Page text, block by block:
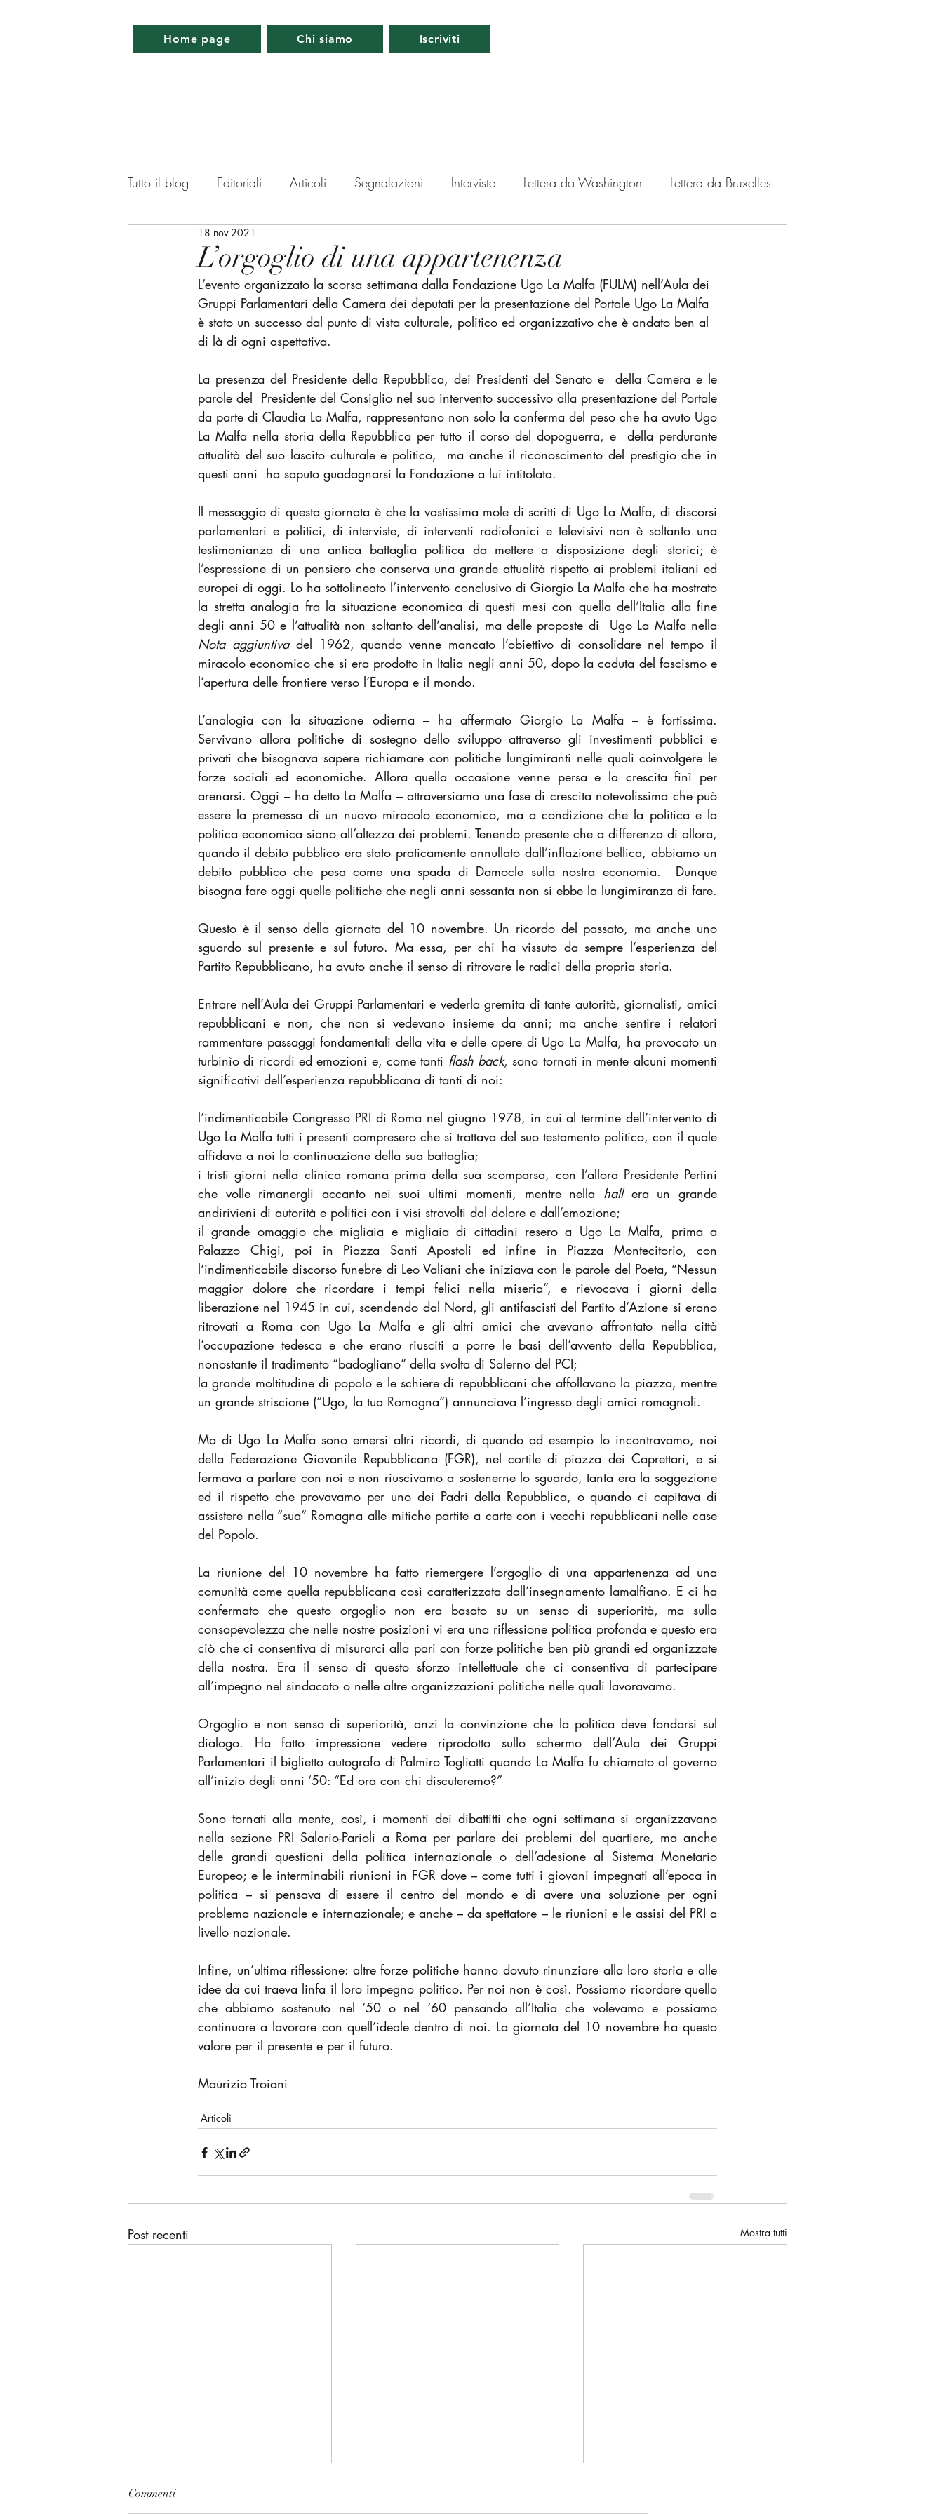
Home page Chi siamo Iscriviti
Tutto il blog Editoriali Articoli Segnalazioni Interviste Lettera da Washington Lettera da Bruxelles
Lettera da Parigi
Memorabilia Appuntamenti
L’orgoglio di una appartenenza
18 nov 2021
L’evento organizzato la scorsa settimana dalla Fondazione Ugo La Malfa (FULM) nell’Aula dei
Gruppi Parlamentari della Camera dei deputati per la presentazione del Portale Ugo La Malfa
è stato un successo dal punto di vista culturale, politico ed organizzativo che è andato ben al
di là di ogni aspettativa.
La presenza del Presidente della Repubblica, dei Presidenti del Senato e  della Camera e le
parole del  Presidente del Consiglio nel suo intervento successivo alla presentazione del Portale
da parte di Claudia La Malfa, rappresentano non solo la conferma del peso che ha avuto Ugo
La Malfa nella storia della Repubblica per tutto il corso del dopoguerra, e  della perdurante
attualità del suo lascito culturale e politico,  ma anche il riconoscimento del prestigio che in
questi anni  ha saputo guadagnarsi la Fondazione a lui intitolata.
Il messaggio di questa giornata è che la vastissima mole di scritti di Ugo La Malfa, di discorsi
parlamentari e politici, di interviste, di interventi radiofonici e televisivi non è soltanto una
testimonianza di una antica battaglia politica da mettere a disposizione degli storici; è
l’espressione di un pensiero che conserva una grande attualità rispetto ai problemi italiani ed
europei di oggi. Lo ha sottolineato l’intervento conclusivo di Giorgio La Malfa che ha mostrato
la stretta analogia fra la situazione economica di questi mesi con quella dell’Italia alla fine
Nota aggiuntiva del 1962, quando venne mancato l’obiettivo di consolidare nel tempo il
miracolo economico che si era prodotto in Italia negli anni 50, dopo la caduta del fascismo e
l’apertura delle frontiere verso l’Europa e il mondo.
L’analogia con la situazione odierna – ha affermato Giorgio La Malfa – è fortissima.
Servivano allora politiche di sostegno dello sviluppo attraverso gli investimenti pubblici e
privati che bisognava sapere richiamare con politiche lungimiranti nelle quali coinvolgere le
forze sociali ed economiche. Allora quella occasione venne persa e la crescita finì per
arenarsi. Oggi – ha detto La Malfa – attraversiamo una fase di crescita notevolissima che può
essere la premessa di un nuovo miracolo economico, ma a condizione che la politica e la
politica economica siano all’altezza dei problemi. Tenendo presente che a differenza di allora,
quando il debito pubblico era stato praticamente annullato dall’inflazione bellica, abbiamo un
debito pubblico che pesa come una spada di Damocle sulla nostra economia.  Dunque
bisogna fare oggi quelle politiche che negli anni sessanta non si ebbe la lungimiranza di fare.
Questo è il senso della giornata del 10 novembre. Un ricordo del passato, ma anche uno
sguardo sul presente e sul futuro. Ma essa, per chi ha vissuto da sempre l’esperienza del
Partito Repubblicano, ha avuto anche il senso di ritrovare le radici della propria storia.
Entrare nell’Aula dei Gruppi Parlamentari e vederla gremita di tante autorità, giornalisti, amici
repubblicani e non, che non si vedevano insieme da anni; ma anche sentire i relatori
rammentare passaggi fondamentali della vita e delle opere di Ugo La Malfa, ha provocato un
turbinìo di ricordi ed emozioni e, come tanti flash back, sono tornati in mente alcuni momenti
significativi dell’esperienza repubblicana di tanti di noi:
l’indimenticabile Congresso PRI di Roma nel giugno 1978, in cui al termine dell’intervento di
Ugo La Malfa tutti i presenti compresero che si trattava del suo testamento politico, con il quale
affidava a noi la continuazione della sua battaglia;
i tristi giorni nella clinica romana prima della sua scomparsa, con l’allora Presidente Pertini
che volle rimanergli accanto nei suoi ultimi momenti, mentre nella hall era un grande
andirivieni di autorità e politici con i visi stravolti dal dolore e dall’emozione;
il grande omaggio che migliaia e migliaia di cittadini resero a Ugo La Malfa, prima a
Palazzo Chigi, poi in Piazza Santi Apostoli ed infine in Piazza Montecitorio, con
l‘indimenticabile discorso funebre di Leo Valiani che iniziava con le parole del Poeta, “Nessun
maggior dolore che ricordare i tempi felici nella miseria”, e rievocava i giorni della
liberazione nel 1945 in cui, scendendo dal Nord, gli antifascisti del Partito d’Azione si erano
ritrovati a Roma con Ugo La Malfa e gli altri amici che avevano affrontato nella città
l’occupazione tedesca e che erano riusciti a porre le basi dell’avvento della Repubblica,
nonostante il tradimento “badogliano” della svolta di Salerno del PCI;
la grande moltitudine di popolo e le schiere di repubblicani che affollavano la piazza, mentre
un grande striscione (“Ugo, la tua Romagna”) annunciava l’ingresso degli amici romagnoli.
Ma di Ugo La Malfa sono emersi altri ricordi, di quando ad esempio lo incontravamo, noi
della Federazione Giovanile Repubblicana (FGR), nel cortile di piazza dei Caprettari, e si
fermava a parlare con noi e non riuscivamo a sostenerne lo sguardo, tanta era la soggezione
ed il rispetto che provavamo per uno dei Padri della Repubblica, o quando ci capitava di
assistere nella “sua” Romagna alle mitiche partite a carte con i vecchi repubblicani nelle case
del Popolo.
La riunione del 10 novembre ha fatto riemergere l’orgoglio di una appartenenza ad una
comunità come quella repubblicana così caratterizzata dall’insegnamento lamalfiano. E ci ha
confermato che questo orgoglio non era basato su un senso di superiorità, ma sulla
consapevolezza che nelle nostre posizioni vi era una riflessione politica profonda e questo era
ciò che ci consentiva di misurarci alla pari con forze politiche ben più grandi ed organizzate
della nostra. Era il senso di questo sforzo intellettuale che ci consentiva di partecipare
all’impegno nel sindacato o nelle altre organizzazioni politiche nelle quali lavoravamo.
Orgoglio e non senso di superiorità, anzi la convinzione che la politica deve fondarsi sul
dialogo. Ha fatto impressione vedere riprodotto sullo schermo dell’Aula dei Gruppi
Parlamentari il biglietto autografo di Palmiro Togliatti quando La Malfa fu chiamato al governo
all’inizio degli anni ‘50: “Ed ora con chi discuteremo?”
Sono tornati alla mente, così, i momenti dei dibattitti che ogni settimana si organizzavano
nella sezione PRI Salario-Parioli a Roma per parlare dei problemi del quartiere, ma anche
delle grandi questioni della politica internazionale o dell’adesione al Sistema Monetario
Europeo; e le interminabili riunioni in FGR dove – come tutti i giovani impegnati all’epoca in
politica – si pensava di essere il centro del mondo e di avere una soluzione per ogni
problema nazionale e internazionale; e anche – da spettatore – le riunioni e le assisi del PRI a
livello nazionale.
Infine, un’ultima riflessione: altre forze politiche hanno dovuto rinunziare alla loro storia e alle
idee da cui traeva linfa il loro impegno politico. Per noi non è così. Possiamo ricordare quello
che abbiamo sostenuto nel ‘50 o nel ‘60 pensando all’Italia che volevamo e possiamo
continuare a lavorare con quell’ideale dentro di noi. La giornata del 10 novembre ha questo
valore per il presente e per il futuro.
Maurizio Troiani
Articoli
Post recenti Mostra tutti
Commenti